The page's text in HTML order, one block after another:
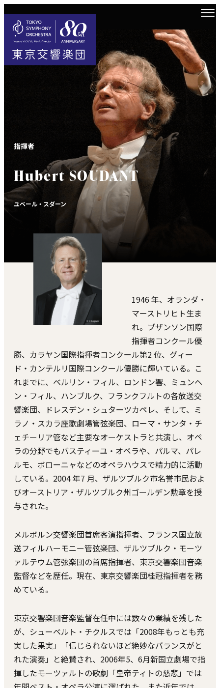
指揮者
Hubert SOUDANT
ユベール・スダーン
1946 年、オランダ・
マーストリヒト⽣ま
れ。ブザンソン国際
指揮者コンクール優
勝、カラヤン国際指揮者コンクール第2 位、グィー
ド・カンテルリ国際コンクール優勝に輝いている。こ
れまでに、ベルリン・フィル、ロンドン響、ミュンヘ
ン・フィル、ハンブルク、フランクフルトの各放送交
響楽団、ドレスデン・シュターツカペレ、そして、ミ
ラノ・スカラ座歌劇場管弦楽団、ローマ・サンタ・チ
ェチーリア管など主要なオーケストラと共演し、オペ
ラの分野でもバスティーユ・オペラや、パルマ、パレ
ルモ、ボローニャなどのオペラハウスで精⼒的に活動
している。2004 年7 ⽉、ザルツブルク市名誉市⺠およ
びオーストリア・ザルツブルク州ゴールデン勲章を授
与された。
メルボルン交響楽団⾸席客演指揮者、フランス国⽴放
送フィルハーモニー管弦楽団、ザルツブルク・モーツ
ァルテウム管弦楽団の⾸席指揮者、東京交響楽団⾳楽
監督などを歴任。現在、東京交響楽団桂冠指揮者を務
めている。
東京交響楽団⾳楽監督在任中には数々の業績を残した
が、シューベルト・チクルスでは「2008年もっとも充
実した果実」「信じられないほど絶妙なバランスがと
れた演奏」と絶賛され、2006年5、6⽉新国⽴劇場で指
揮したモーツァルトの歌劇「皇帝ティトの慈悲」では